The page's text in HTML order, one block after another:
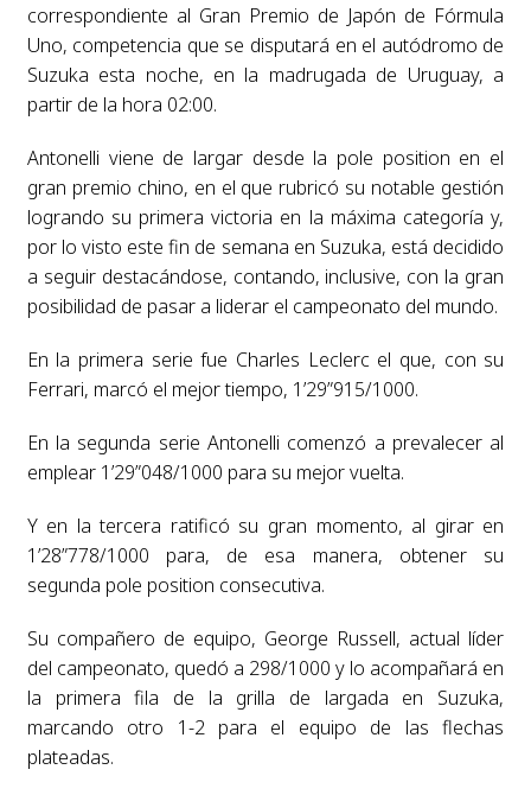
correspondiente al Gran Premio de Japón de Fórmula
Uno, competencia que se disputará en el autódromo de
Suzuka esta noche, en la madrugada de Uruguay, a
partir de la hora 02:00.
Antonelli viene de largar desde la pole position en el
gran premio chino, en el que rubricó su notable gestión
logrando su primera victoria en la máxima categoría y,
por lo visto este fin de semana en Suzuka, está decidido
a seguir destacándose, contando, inclusive, con la gran
posibilidad de pasar a liderar el campeonato del mundo.
En la primera serie fue Charles Leclerc el que, con su
Ferrari, marcó el mejor tiempo, 1’29”915/1000.
En la segunda serie Antonelli comenzó a prevalecer al
emplear 1’29”048/1000 para su mejor vuelta.
Y en la tercera ratificó su gran momento, al girar en
1’28”778/1000 para, de esa manera, obtener su
segunda pole position consecutiva.
Su compañero de equipo, George Russell, actual líder
del campeonato, quedó a 298/1000 y lo acompañará en
la primera fila de la grilla de largada en Suzuka,
marcando otro 1-2 para el equipo de las flechas
plateadas.